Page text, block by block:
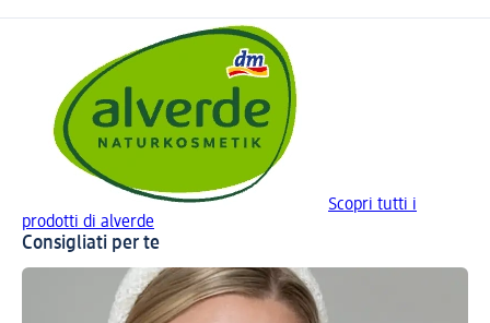
Scopri tutti i
prodotti di alverde
Consigliati per te